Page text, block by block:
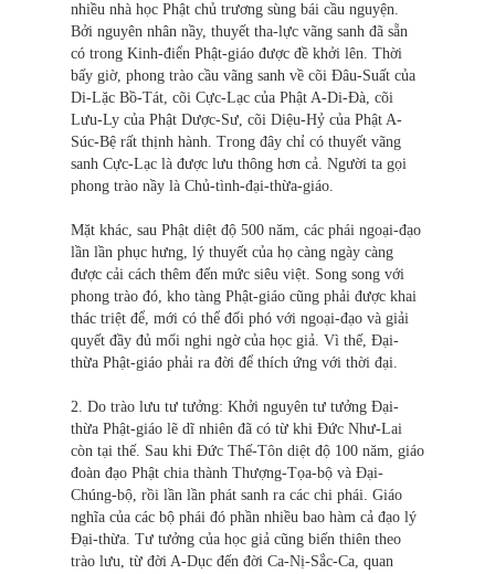
nhiều nhà học Phật chủ trương sùng bái cầu nguyện.
Bởi nguyên nhân nầy, thuyết tha-lực vãng sanh đã sẵn
có trong Kinh-điển Phật-giáo được đề khởi lên. Thời
bấy giờ, phong trào cầu vãng sanh về cõi Đâu-Suất của
Di-Lặc Bồ-Tát, cõi Cực-Lạc của Phật A-Di-Đà, cõi
Lưu-Ly của Phật Dược-Sư, cõi Diệu-Hỷ của Phật A-
Súc-Bệ rất thịnh hành. Trong đây chỉ có thuyết vãng
sanh Cực-Lạc là được lưu thông hơn cả. Người ta gọi
phong trào nầy là Chủ-tình-đại-thừa-giáo.
Mặt khác, sau Phật diệt độ 500 năm, các phái ngoại-đạo
lần lần phục hưng, lý thuyết của họ càng ngày càng
được cải cách thêm đến mức siêu việt. Song song với
phong trào đó, kho tàng Phật-giáo cũng phải được khai
thác triệt để, mới có thể đối phó với ngoại-đạo và giải
quyết đầy đủ mối nghi ngờ của học giả. Vì thế, Đại-
thừa Phật-giáo phải ra đời để thích ứng với thời đại.
2. Do trào lưu tư tưởng: Khởi nguyên tư tưởng Đại-
thừa Phật-giáo lẽ dĩ nhiên đã có từ khi Ðức Như-Lai
còn tại thế. Sau khi Ðức Thế-Tôn diệt độ 100 năm, giáo
đoàn đạo Phật chia thành Thượng-Tọa-bộ và Đại-
Chúng-bộ, rồi lần lần phát sanh ra các chi phái. Giáo
nghĩa của các bộ phái đó phần nhiều bao hàm cả đạo lý
Đại-thừa. Tư tưởng của học giả cũng biến thiên theo
trào lưu, từ đời A-Dục đến đời Ca-Nị-Sắc-Ca, quan